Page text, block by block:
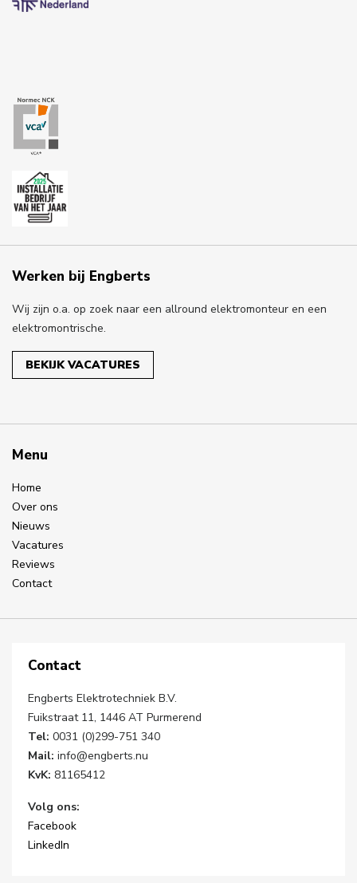
Werken bij Engberts
Wij zijn o.a. op zoek naar een allround elektromonteur en een
elektromontrische.
BEKIJK VACATURES
Menu
Home
Over ons
Nieuws
Vacatures
Reviews
Contact
Contact
Engberts Elektrotechniek B.V.
Fuikstraat 11, 1446 AT Purmerend
Tel: 0031 (0)299-751 340
Mail: info@engberts.nu
KvK: 81165412
Volg ons:
Facebook
LinkedIn